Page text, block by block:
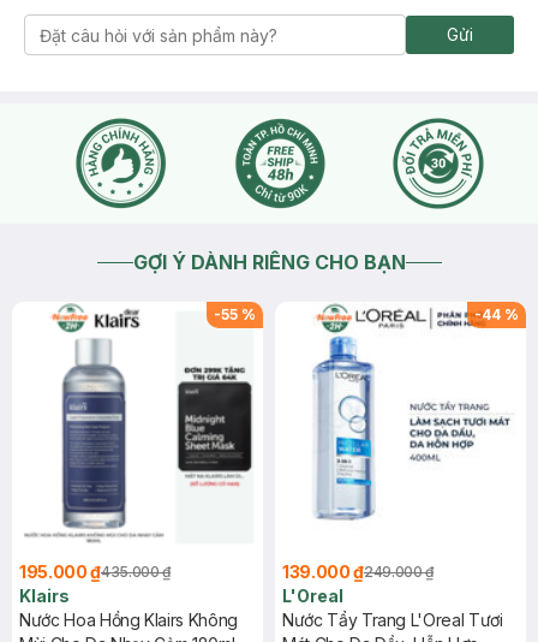
Gửi
GỢI Ý DÀNH RIÊNG CHO BẠN
-55 %
195.000 ₫435.000 ₫
Klairs
Nước Hoa Hồng Klairs Không
-44 %
139.000 ₫249.000 ₫
L'Oreal
Nước Tẩy Trang L'Oreal Tươi